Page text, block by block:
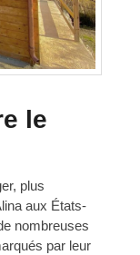
le
plus
aux États-
nombreuses
par leur